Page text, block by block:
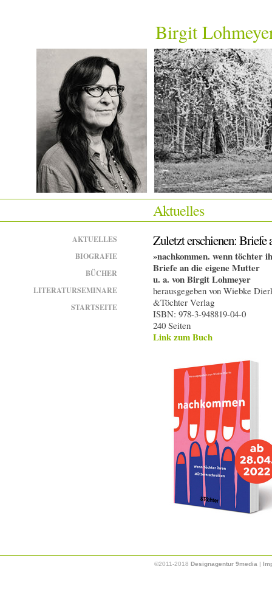
Birgit
AKTUELLES
BIOGRAFIE
BÜCHER
LITERATURSEMINARE
STARTSEITE
Aktuelles
Zuletzt erschienen: Briefe
»nachkommen. wenn töchter
Briefe an die eigene Mutter
u. a. von Birgit Lohmeyer
herausgegeben von Wiebke
&Töchter Verlag
ISBN: 978-3-948819-04-0
240 Seiten
Link zum Buch
©2011-2018 Designagentur 9media |